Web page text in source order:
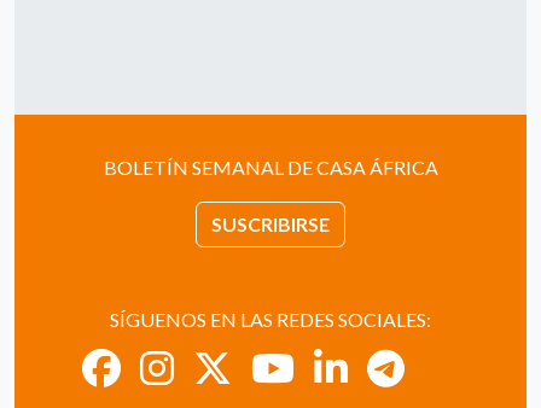
BOLETÍN SEMANAL DE CASA ÁFRICA
SUSCRIBIRSE
SÍGUENOS EN LAS REDES SOCIALES: